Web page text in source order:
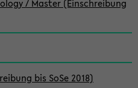
/ Master (Einschreibung
bis SoSe 2018)